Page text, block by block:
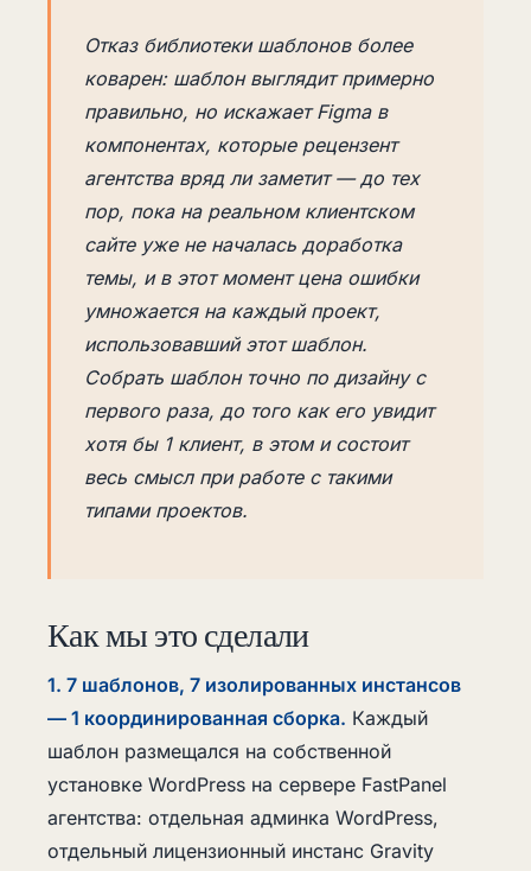
Отказ библиотеки шаблонов более
коварен: шаблон выглядит примерно
правильно, но искажает Figma в
компонентах, которые рецензент
агентства вряд ли заметит — до тех
пор, пока на реальном клиентском
сайте уже не началась доработка
темы, и в этот момент цена ошибки
умножается на каждый проект,
использовавший этот шаблон.
Собрать шаблон точно по дизайну с
первого раза, до того как его увидит
хотя бы 1 клиент, в этом и состоит
весь смысл при работе с такими
типами проектов.
Как мы это сделали
1. 7 шаблонов, 7 изолированных инстансов
— 1 координированная сборка. Каждый
шаблон размещался на собственной
установке WordPress на сервере FastPanel
агентства: отдельная админка WordPress,
отдельный лицензионный инстанс Gravity